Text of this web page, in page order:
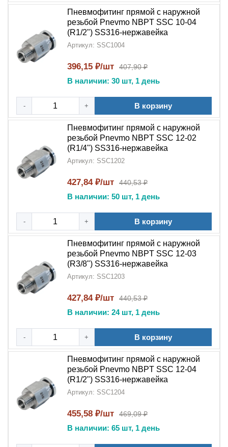
Пневмофитинг прямой с наружной
резьбой Pnevmo NBPT SSC 10-04
(R1/2") SS316-нержавейка
Артикул: SSC1004
396,15 ₽/шт 407,90 ₽
В наличии: 30 шт, 1 день
- + В корзину
Пневмофитинг прямой с наружной
резьбой Pnevmo NBPT SSC 12-02
(R1/4") SS316-нержавейка
Артикул: SSC1202
427,84 ₽/шт 440,53 ₽
В наличии: 50 шт, 1 день
- + В корзину
Пневмофитинг прямой с наружной
резьбой Pnevmo NBPT SSC 12-03
(R3/8") SS316-нержавейка
Артикул: SSC1203
427,84 ₽/шт 440,53 ₽
В наличии: 24 шт, 1 день
- + В корзину
Пневмофитинг прямой с наружной
резьбой Pnevmo NBPT SSC 12-04
(R1/2") SS316-нержавейка
Артикул: SSC1204
455,58 ₽/шт 469,09 ₽
В наличии: 65 шт, 1 день